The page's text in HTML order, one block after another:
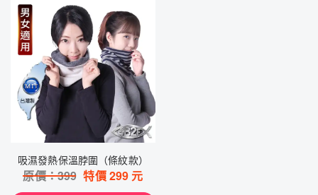
吸濕發熱保溫脖圍（條紋款）
原價：399 特價299 元